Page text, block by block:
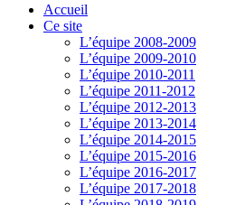
Accueil
Ce site
L’équipe 2008-2009
L’équipe 2009-2010
L’équipe 2010-2011
L’équipe 2011-2012
L’équipe 2012-2013
L’équipe 2013-2014
L’équipe 2014-2015
L’équipe 2015-2016
L’équipe 2016-2017
L’équipe 2017-2018